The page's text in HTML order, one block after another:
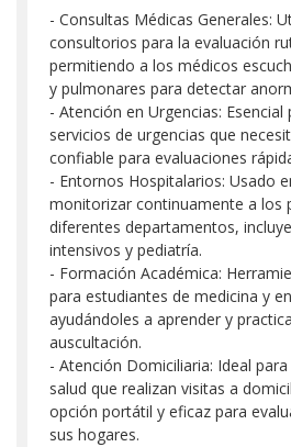
- Consultas Médicas Generales:
consultorios para la evaluación
permitiendo a los médicos
y pulmonares para detectar
- Atención en Urgencias:
servicios de urgencias que
confiable para evaluaciones
- Entornos Hospitalarios: Usado
monitorizar continuamente a los
diferentes departamentos,
intensivos y pediatría.
- Formación Académica:
para estudiantes de medicina y
ayudándoles a aprender y
auscultación.
- Atención Domiciliaria: Ideal
salud que realizan visitas a
opción portátil y eficaz para
sus hogares.